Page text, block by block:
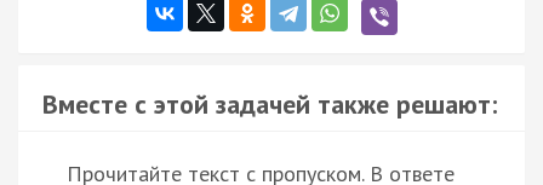
Вместе с этой задачей также решают:
Прочитайте текст с пропуском. В ответе